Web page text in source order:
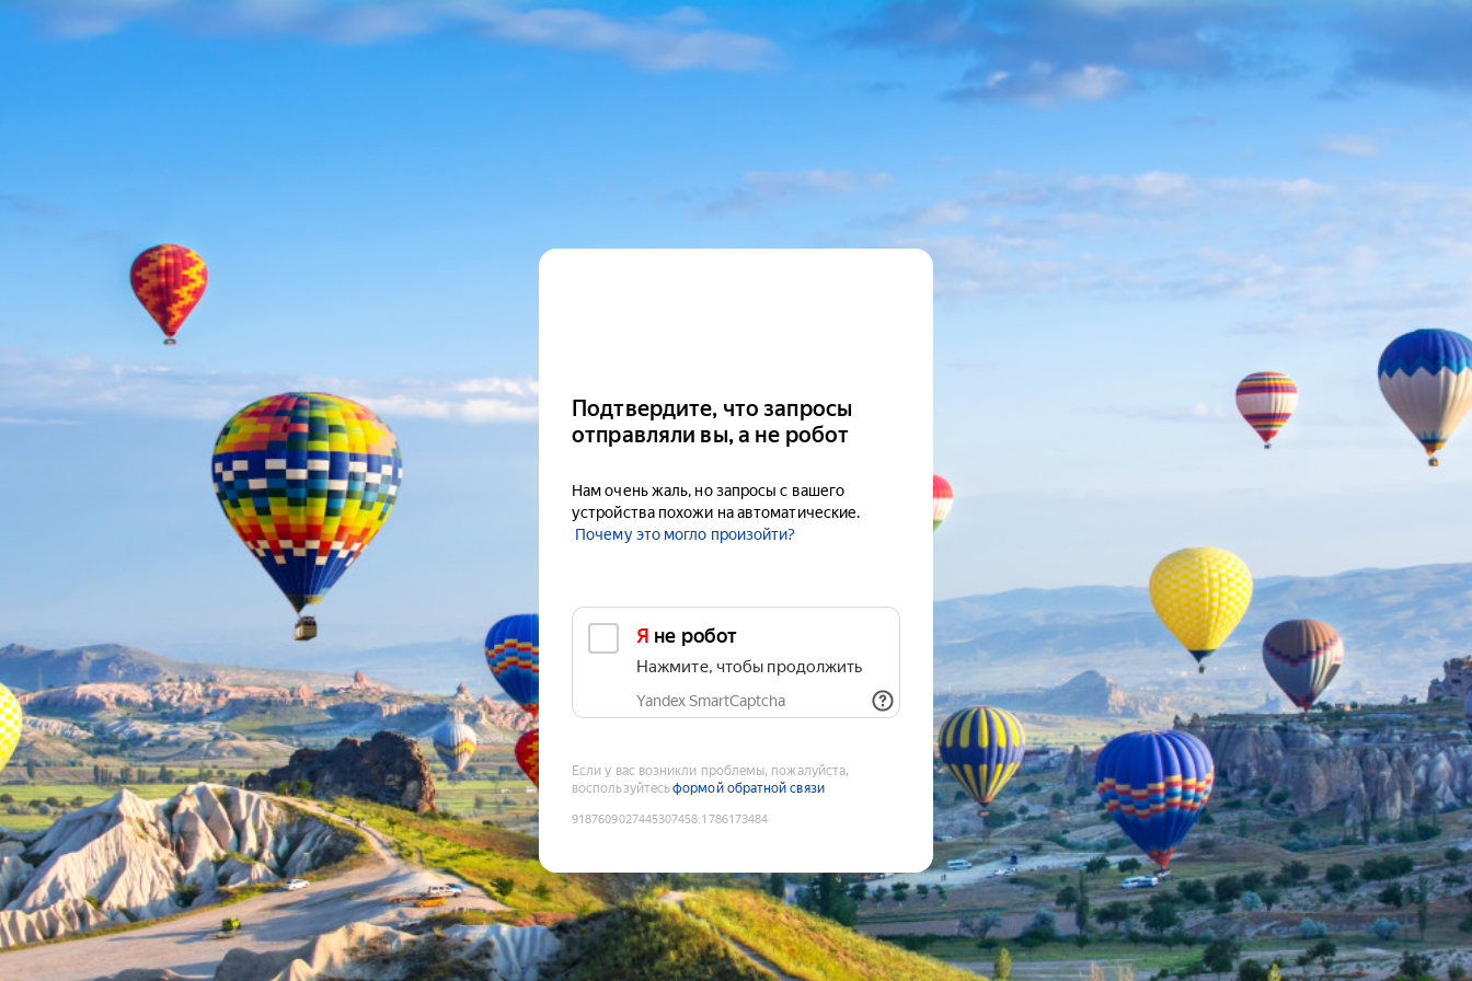
Подтвердите, что запросы
отправляли вы, а не робот
Нам очень жаль, но запросы с вашего
устройства похожи на автоматические.
Почему это могло произойти?
Я не робот
Нажмите, чтобы продолжить
Yandex SmartCaptcha
Если у вас возникли проблемы, пожалуйста,
воспользуйтесьформой обратной связи
9187609027445307458:1786173484